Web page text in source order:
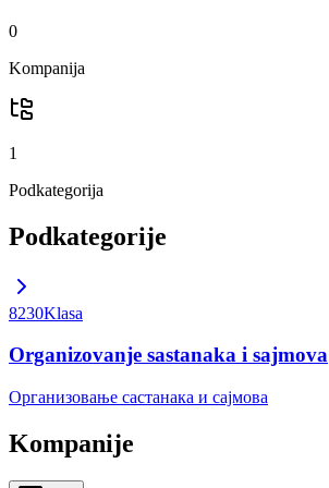
0
Kompanija
1
Podkategorija
Podkategorije
8230Klasa
Organizovanje sastanaka i sajmova
Организовање састанака и сајмова
Kompanije